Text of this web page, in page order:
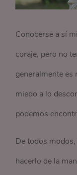
Conocerse a sí
coraje, pero no
generalmente es
miedo a lo
podemos
De todos
hacerlo de la